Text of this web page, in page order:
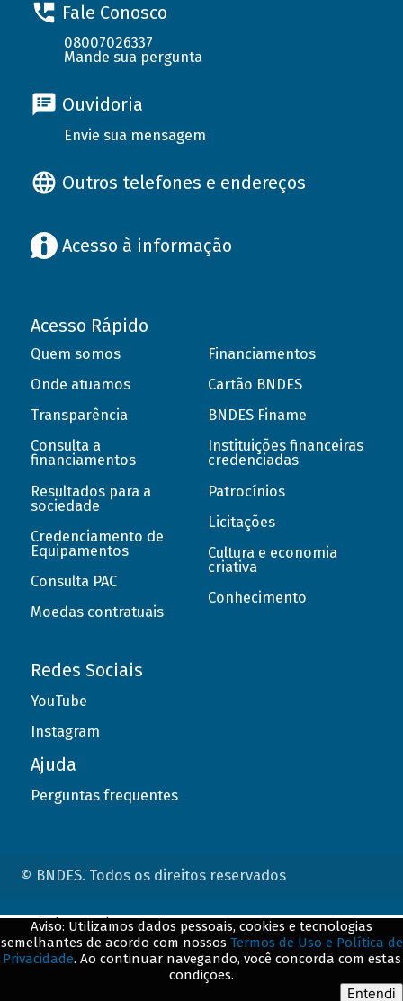
Fale Conosco
08007026337
Mande sua pergunta
Ouvidoria
Envie sua mensagem
Outros telefones e endereços
Acesso à informação
Acesso Rápido
Quem somos
Onde atuamos
Transparência
Consulta a
financiamentos
Resultados para a
sociedade
Credenciamento de
Equipamentos
Consulta PAC
Moedas contratuais
Financiamentos
Cartão BNDES
BNDES Finame
Instituições financeiras
credenciadas
Patrocínios
Licitações
Cultura e economia
criativa
Conhecimento
Redes Sociais
YouTube
Instagram
Ajuda
Perguntas frequentes
© BNDES. Todos os direitos reservados
Aviso: Utilizamos dados pessoais, cookies e tecnologias
semelhantes de acordo com nossos Termos de Uso e Política de
Privacidade. Ao continuar navegando, você concorda com estas
condições.
Entendi
ConteÃºdo complementar
${title}${badge}